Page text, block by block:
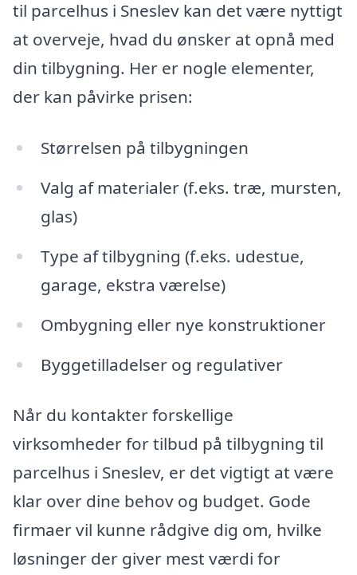
til parcelhus i Sneslev kan det være nyttigt
at overveje, hvad du ønsker at opnå med
din tilbygning. Her er nogle elementer,
der kan påvirke prisen:
Størrelsen på tilbygningen
Valg af materialer (f.eks. træ, mursten,
glas)
Type af tilbygning (f.eks. udestue,
garage, ekstra værelse)
Ombygning eller nye konstruktioner
Byggetilladelser og regulativer
Når du kontakter forskellige
virksomheder for tilbud på tilbygning til
parcelhus i Sneslev, er det vigtigt at være
klar over dine behov og budget. Gode
firmaer vil kunne rådgive dig om, hvilke
løsninger der giver mest værdi for